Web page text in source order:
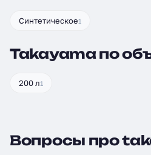
Синтетическое1
Takayama по
200 л1
Вопросы про